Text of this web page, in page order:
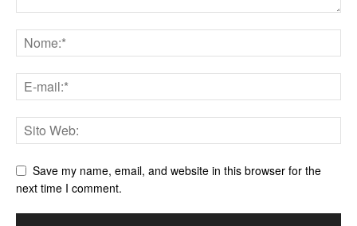
Save my name, email, and website in this browser for the
next time I comment.